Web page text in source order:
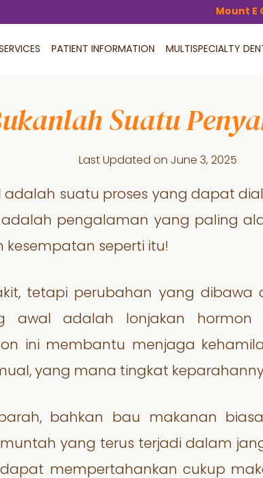
Mount E
PATIENT INFORMATION MULTISPECIALTY
Suatu
Last Updated on June 3, 2025
adalah suatu proses yang dapat
pengalaman yang paling
kesempatan seperti itu!
tetapi perubahan yang dibawa
awal adalah lonjakan hormon
ini membantu menjaga
yang mana tingkat
bahkan bau makanan
muntah yang terus terjadi dalam
mempertahankan cukup